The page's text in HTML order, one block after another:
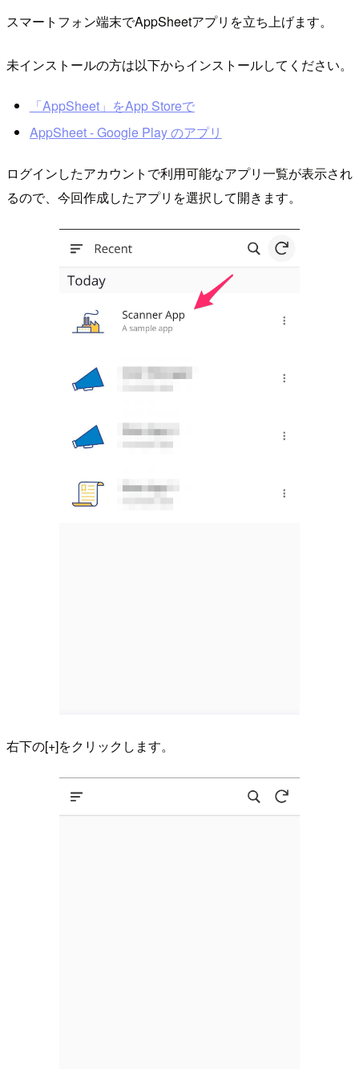
スマートフォン端末でAppSheetアプリを立ち上げます。
未インストールの方は以下からインストールしてください。
‎「AppSheet」をApp Storeで
AppSheet - Google Play のアプリ
ログインしたアカウントで利用可能なアプリ一覧が表示され
るので、今回作成したアプリを選択して開きます。
右下の[+]をクリックします。